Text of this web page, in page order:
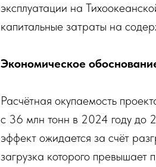
эксплуатации на
капитальные затраты на
Экономическое
Расчётная окупаемость
с 36 млн тонн в 2024 году до
эффект ожидается за счёт
загрузка которого превышает